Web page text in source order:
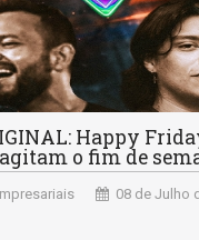
Happy
o fim de
08 de Julho